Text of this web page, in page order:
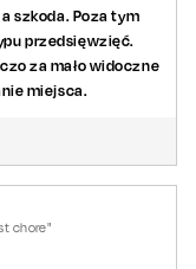
a szkoda. Poza tym
przedsięwzięć.
za mało widoczne
miejsca.
chore"